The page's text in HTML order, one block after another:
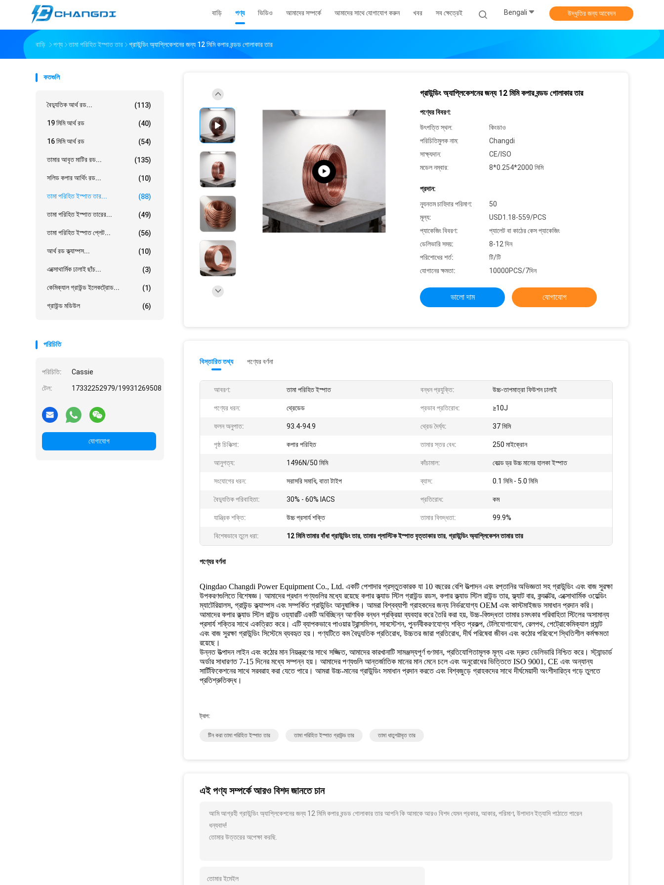
বাড়ি পণ্য ভিডিও আমাদের সম্পর্কে আমাদের সাথে যোগাযোগ করুন খবর সব ক্ষেত্রেই Bengali উদ্ধৃতির জন্য আবেদন
বাড়ি পণ্য তামা পরিহিত ইস্পাত তার গ্রাউন্ডিং অ্যাপ্লিকেশনের জন্য 12 মিমি কপার বন্ডড গোলাকার তার
কতগুলি
বৈদ্যুতিক আর্থ রড... (113)
19 মিমি আর্থ রড (40)
16 মিমি আর্থ রড (54)
তামার আবৃত মাটির রড... (135)
সলিড কপার আর্থিং রড... (10)
তামা পরিহিত ইস্পাত তার... (88)
তামা পরিহিত ইস্পাত তারের... (49)
তামা পরিহিত ইস্পাত প্লেট... (56)
আর্থ রড ক্ল্যাম্পস... (10)
এক্সোথার্মিক ঢালাই ছাঁচ... (3)
কেমিক্যাল গ্রাউন্ড ইলেকট্রোড... (1)
গ্রাউন্ড মডিউল (6)
পরিচিতি
পরিচিতি: Cassie
টেল: 17332252979/19931269508
যোগাযোগ
গ্রাউন্ডিং অ্যাপ্লিকেশনের জন্য 12 মিমি কপার বন্ডড গোলাকার তার
পণ্যের বিবরণ:
উৎপত্তি স্থল:
কিংডাও
পরিচিতিমুলক নাম:
Changdi
সাক্ষ্যদান:
CE/ISO
মডেল নম্বার:
8*0.254*2000 মিমি
প্রদান:
ন্যূনতম চাহিদার পরিমাণ:
50
মূল্য:
USD1.18-559/PCS
প্যাকেজিং বিবরণ:
প্যালেট বা কাঠের কেস প্যাকেজিং
ডেলিভারি সময়:
8-12 দিন
পরিশোধের শর্ত:
টি/টি
যোগানের ক্ষমতা:
10000PCS/7দিন
ভালো দাম যোগাযোগ
বিস্তারিত তথ্য পণ্যের বর্ণনা
আবরণ: তামা পরিহিত ইস্পাত বন্ধন প্রযুক্তি: উচ্চ-তাপমাত্রা ফিউশন ঢালাই
পণ্যের ধরন: থ্রেডেড প্রভাব প্রতিরোধ: ≥10J
ফলন অনুপাত: 93.4-94.9 থ্রেড দৈর্ঘ্য: 37 মিমি
পৃষ্ঠ চিকিত্সা: কপার পরিহিত তামার স্তর বেধ: 250 মাইক্রোন
আনুগত্য: 1496N/50 মিমি কাঁচামাল: কোল্ড ড্র উচ্চ মানের হালকা ইস্পাত
সংযোগের ধরন: সরাসরি সমাধি, বাতা টাইপ ব্যাস: 0.1 মিমি - 5.0 মিমি
বৈদ্যুতিক পরিবাহিতা: 30% - 60% IACS প্রতিরোধ: কম
যান্ত্রিক শক্তি: উচ্চ প্রসার্য শক্তি তামার বিশুদ্ধতা: 99.9%
বিশেষভাবে তুলে ধরা: 12 মিমি তামার বাঁধা গ্রাউন্ডিং তার,তামার প্লাস্টিক ইস্পাত বৃত্তাকার তার, গ্রাউন্ডিং অ্যাপ্লিকেশন তামার তার
পণ্যের বর্ণনা
Qingdao Changdi Power Equipment Co., Ltd. একটি পেশাদার প্রস্তুতকারক যা 10 বছরের বেশি উত্পাদন এবং রপ্তানির অভিজ্ঞতা সহ গ্রাউন্ডিং এবং বাজ সুরক্ষা
উপকরণগুলিতে বিশেষজ্ঞ। আমাদের প্রধান পণ্যগুলির মধ্যে রয়েছে কপার ক্ল্যাড স্টিল গ্রাউন্ড রডস, কপার ক্ল্যাড স্টিল রাউন্ড তার, ফ্ল্যাট বার, কন্ডাক্টর, এক্সোথার্মিক ওয়েল্ডিং
ম্যাটেরিয়ালস, গ্রাউন্ড ক্ল্যাম্পস এবং সম্পর্কিত গ্রাউন্ডিং আনুষাঙ্গিক। আমরা বিশ্বব্যাপী গ্রাহকদের জন্য নির্ভরযোগ্য OEM এবং কাস্টমাইজড সমাধান প্রদান করি।
আমাদের কপার ক্ল্যাড স্টিল রাউন্ড ওয়্যারটি একটি অবিচ্ছিন্ন আণবিক বন্ধন প্রক্রিয়া ব্যবহার করে তৈরি করা হয়, উচ্চ-বিশুদ্ধতা তামার চমৎকার পরিবাহিতা স্টিলের অসামান্য
প্রসার্য শক্তির সাথে একত্রিত করে। এটি ব্যাপকভাবে পাওয়ার ট্রান্সমিশন, সাবস্টেশন, পুনর্নবীকরণযোগ্য শক্তি প্রকল্প, টেলিযোগাযোগ, রেলপথ, পেট্রোকেমিক্যাল প্ল্যান্ট
এবং বাজ সুরক্ষা গ্রাউন্ডিং সিস্টেমে ব্যবহৃত হয়। পণ্যটিতে কম বৈদ্যুতিক প্রতিরোধ, উচ্চতর জারা প্রতিরোধ, দীর্ঘ পরিষেবা জীবন এবং কঠোর পরিবেশে স্থিতিশীল কর্মক্ষমতা
রয়েছে।
উন্নত উত্পাদন লাইন এবং কঠোর মান নিয়ন্ত্রণের সাথে সজ্জিত, আমাদের কারখানাটি সামঞ্জস্যপূর্ণ গুণমান, প্রতিযোগিতামূলক মূল্য এবং দ্রুত ডেলিভারি নিশ্চিত করে। স্ট্যান্ডার্ড
অর্ডার সাধারণত 7-15 দিনের মধ্যে সম্পন্ন হয়। আমাদের পণ্যগুলি আন্তর্জাতিক মানের মান মেনে চলে এবং অনুরোধের ভিত্তিতে ISO 9001, CE এবং অন্যান্য
সার্টিফিকেশনের সাথে সরবরাহ করা যেতে পারে। আমরা উচ্চ-মানের গ্রাউন্ডিং সমাধান প্রদান করতে এবং বিশ্বজুড়ে গ্রাহকদের সাথে দীর্ঘমেয়াদী অংশীদারিত্ব গড়ে তুলতে
প্রতিশ্রুতিবদ্ধ।
ট্যাগ:
টিন করা তামা পরিহিত ইস্পাত তার তামা পরিহিত ইস্পাত গ্রাউন্ড তার তামা ধাতুপট্টাবৃত তার
এই পণ্য সম্পর্কে আরও বিশদ জানতে চান
আমি আগ্রহী গ্রাউন্ডিং অ্যাপ্লিকেশনের জন্য 12 মিমি কপার বন্ডড গোলাকার তার আপনি কি আমাকে আরও বিশদ যেমন প্রকার, আকার, পরিমাণ, উপাদান ইত্যাদি পাঠাতে পারেন
ধন্যবাদ!
তোমার উত্তরের অপেক্ষা করছি.